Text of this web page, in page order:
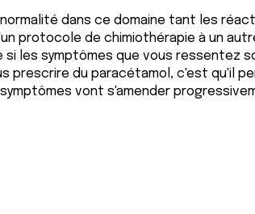
dans ce domaine tant les
protocole de chimiothérapie à un
les symptômes que vous ressentez
prescrire du paracétamol, c'est qu'il
vont s'amender